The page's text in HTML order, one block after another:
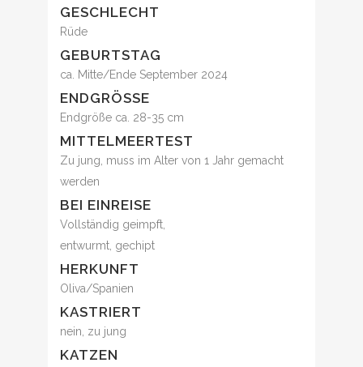
GESCHLECHT
Rüde
GEBURTSTAG
ca. Mitte/Ende September 2024
ENDGRÖSSE
Endgröße ca. 28-35 cm
MITTELMEERTEST
Zu jung, muss im Alter von 1 Jahr gemacht
werden
BEI EINREISE
Vollständig geimpft,
entwurmt, gechipt
HERKUNFT
Oliva/Spanien
KASTRIERT
nein, zu jung
KATZEN